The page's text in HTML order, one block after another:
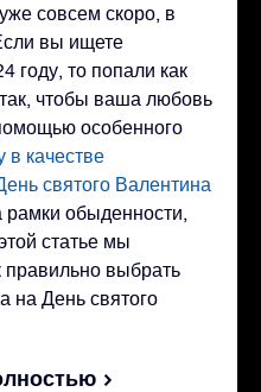
совсем скоро, в
вы ищете
году, то попали как
чтобы ваша любовь
особенного
в качестве
святого Валентина
обыденности,
статье мы
правильно выбрать
на День святого